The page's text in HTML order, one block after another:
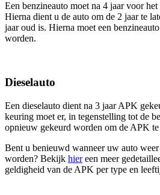
Een benzineauto moet na 4 jaar voor
Hierna dient u de auto om de 2 jaar te
jaar oud is. Hierna moet een
worden.
Dieselauto
Een dieselauto dient na 3 jaar APK
keuring moet er, in tegenstelling tot de
opnieuw gekeurd worden om de APK te
Bent u benieuwd wanneer uw auto
worden? Bekijk hiereen meer
geldigheid van de APK per type en